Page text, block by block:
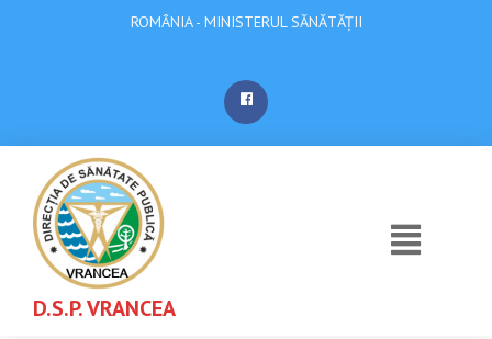
ROMÂNIA - MINISTERUL SĂNĂTĂȚII
D.S.P. VRANCEA